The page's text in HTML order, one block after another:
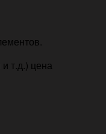
т.д.) цена